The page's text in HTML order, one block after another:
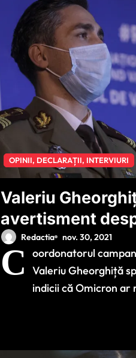
OPINII, DECLARAȚII, INTERVIURI
Valeriu
avertisment
Omicron: ‘Sunt
indicii că ar
reprezenta o
Redactia nov. 30, 2021
C
oordonatorul
Valeriu Gheorghiță
indicii că Omicron ar